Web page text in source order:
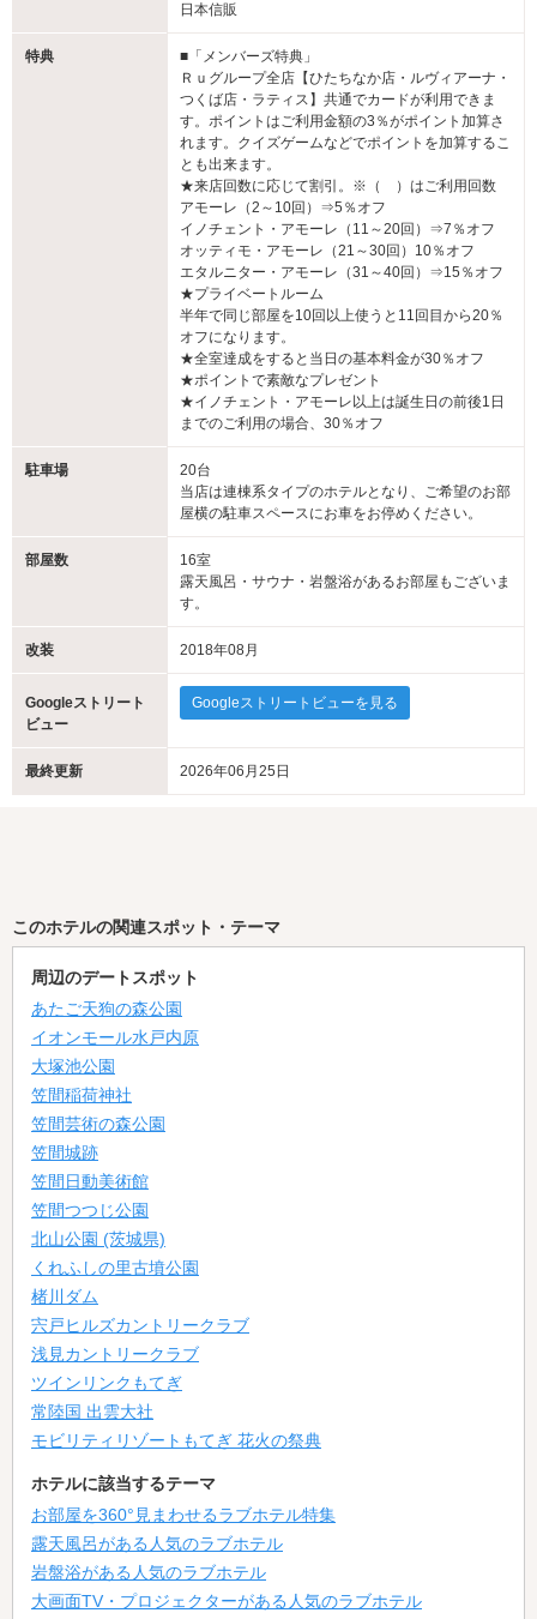
日本信販
特典
■「メンバーズ特典」
Ｒｕグループ全店【ひたちなか店・ルヴィアーナ・
つくば店・ラティス】共通でカードが利用できま
す。ポイントはご利用金額の3％がポイント加算さ
れます。クイズゲームなどでポイントを加算するこ
とも出来ます。
★来店回数に応じて割引。※（ ）はご利用回数
アモーレ（2～10回）⇒5％オフ
イノチェント・アモーレ（11～20回）⇒7％オフ
オッティモ・アモーレ（21～30回）10％オフ
エタルニター・アモーレ（31～40回）⇒15％オフ
★プライベートルーム
半年で同じ部屋を10回以上使うと11回目から20％
オフになります。
★全室達成をすると当日の基本料金が30％オフ
★ポイントで素敵なプレゼント
★イノチェント・アモーレ以上は誕生日の前後1日
までのご利用の場合、30％オフ
駐車場
20台
当店は連棟系タイプのホテルとなり、ご希望のお部
屋横の駐車スペースにお車をお停めください。
部屋数
16室
露天風呂・サウナ・岩盤浴があるお部屋もございま
す。
改装 2018年08月
Googleストリート
ビュー
Googleストリートビューを見る
最終更新 2026年06月25日
このホテルの関連スポット・テーマ
周辺のデートスポット
あたご天狗の森公園
イオンモール水戸内原
大塚池公園
笠間稲荷神社
笠間芸術の森公園
笠間城跡
笠間日動美術館
笠間つつじ公園
北山公園 (茨城県)
くれふしの里古墳公園
楮川ダム
宍戸ヒルズカントリークラブ
浅見カントリークラブ
ツインリンクもてぎ
常陸国 出雲大社
モビリティリゾートもてぎ 花火の祭典
ホテルに該当するテーマ
お部屋を360°見まわせるラブホテル特集
露天風呂がある人気のラブホテル
岩盤浴がある人気のラブホテル
大画面TV・プロジェクターがある人気のラブホテル